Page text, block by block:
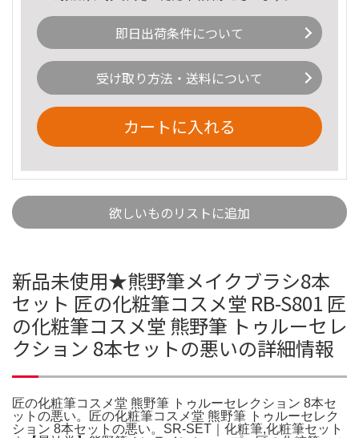
即日出荷条件について
受け取り方法・送料について
カートに入れる
欲しいものリストに追加
新品未使用★熊野筆メイクブラシ8本
セット 匠の化粧筆コスメ堂 RB-S801 匠
の化粧筆コスメ堂 熊野筆 トゥルーセレ
クション 8本セットの悪いの詳細情報
匠の化粧筆コスメ堂 熊野筆 トゥルーセレクション 8本セ
ットの悪い。匠の化粧筆コスメ堂 熊野筆 トゥルーセレク
ション 8本セットの悪い。SR-SET｜化粧筆,化粧筆セット